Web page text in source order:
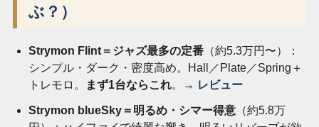
ぶ？）
Strymon Flint＝ジャズ最多の定番（約5.3万円〜）：
シンプル・ダーク・密度高め。Hall／Plate／Spring＋
トレモロ。
まず1台ならこれ。→ レビュー
Strymon blueSky＝明るめ・シマー得意（約5.8万